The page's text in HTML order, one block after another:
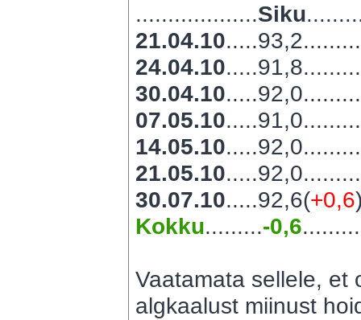
...................Siku
21.04.10
24.04.10
30.04.10
07.05.10
14.05.10
21.05.10
30.07.10.....92,6(+0,6
Kokku.........-0,6
Vaatamata sellele, et
algkaalust miinust